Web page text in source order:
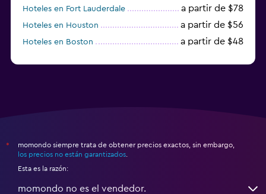
Hoteles en Fort Lauderdale a partir de $78
Hoteles en Houston a partir de $56
Hoteles en Boston a partir de $48
*
momondo siempre trata de obtener precios exactos, sin embargo,
los precios no están garantizados
Esta es la razón:
momondo no es el vendedor.